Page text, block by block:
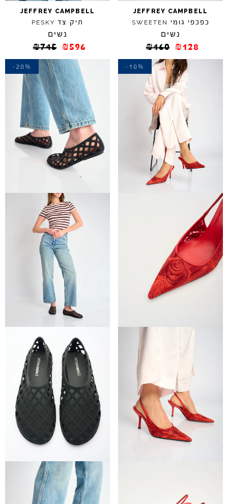
JEFFREY CAMPBELL
כפכפי גומי SWEETEN
נשים
₪160 ₪128
JEFFREY CAMPBELL
תיק צד PESKY
נשים
₪745 ₪596
-10%
-20%